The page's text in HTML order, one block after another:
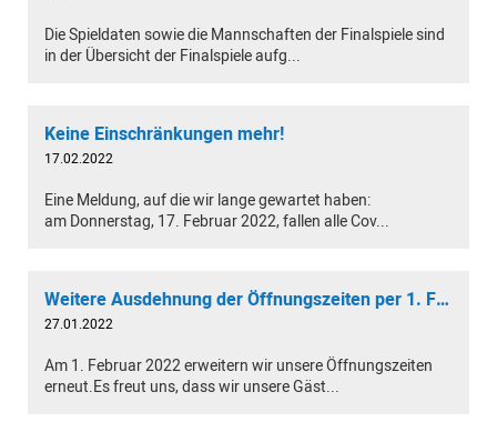
Die Spieldaten sowie die Mannschaften der Finalspiele sind
in der Übersicht der Finalspiele aufg...
Keine Einschränkungen mehr!
17.02.2022
Eine Meldung, auf die wir lange gewartet haben:
am Donnerstag, 17. Februar 2022, fallen alle Cov...
Weitere Ausdehnung der Öffnungszeiten per 1. Februar 2022
27.01.2022
Am 1. Februar 2022 erweitern wir unsere Öffnungszeiten
erneut.Es freut uns, dass wir unsere Gäst...